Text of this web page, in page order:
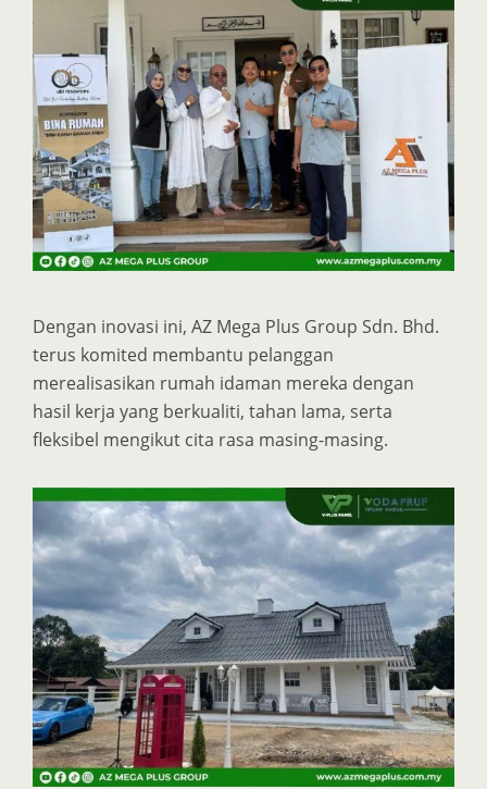
Dengan inovasi ini, AZ Mega Plus Group Sdn. Bhd.
terus komited membantu pelanggan
merealisasikan rumah idaman mereka dengan
hasil kerja yang berkualiti, tahan lama, serta
fleksibel mengikut cita rasa masing-masing.